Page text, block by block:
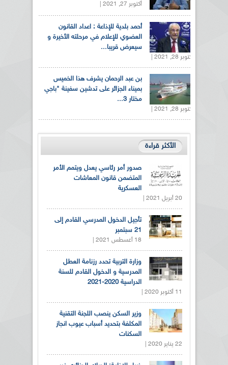
أكتوبر 27, 2021 |
أحمد بلدية للإذاعة : اعداد القانون
العضوي للإعلام في مرحلته الأخيرة و
سيعرض قريبا...
أكتوبر 28, 2021 |
بن عبد الرحمان يشرف هذا الخميس
بميناء الجزائر على تدشين سفينة "باجي
مختار 3...
أكتوبر 28, 2021 |
الأكثر قراءة
صدور أمر رئاسي يعدل ويتمم الأمر
المتضمن قانون المعاشات
العسكرية
20 أبريل 2021 |
تأجيل الدخول المدرسي القادم إلى
21 سبتمبر
18 أغسطس 2021 |
وزارة التربية تحدد رزنامة العطل
المدرسية و الدخول القادم للسنة
الدراسية 2020-2021
11 أكتوبر 2020 |
وزير السكن ينصب اللجنة التقنية
المكلفة بتحديد أسباب عيوب انجاز
السكنات
22 يناير 2020 |